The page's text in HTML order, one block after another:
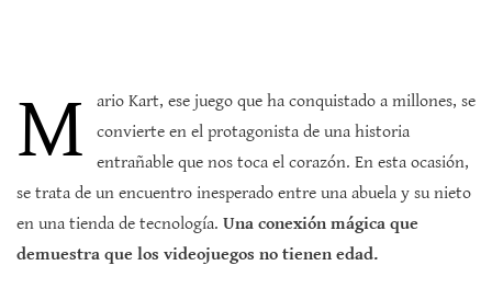
M
ario Kart, ese juego que ha conquistado a millones, se
convierte en el protagonista de una historia
entrañable que nos toca el corazón. En esta ocasión,
se trata de un encuentro inesperado entre una abuela y su nieto
en una tienda de tecnología. Una conexión mágica que
demuestra que los videojuegos no tienen edad.